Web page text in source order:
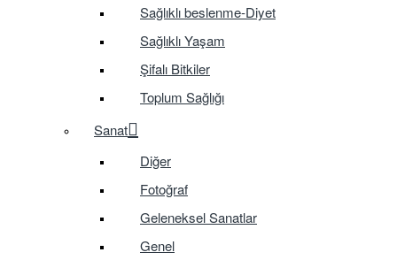
Sağlıklı beslenme-Diyet
Sağlıklı Yaşam
Şifalı Bitkiler
Toplum Sağlığı
Sanat
Diğer
Fotoğraf
Geleneksel Sanatlar
Genel